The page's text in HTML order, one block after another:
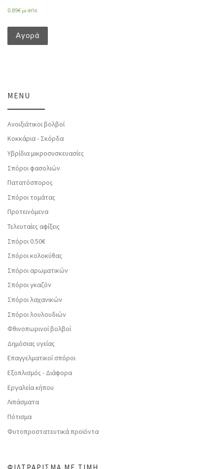
0.89€ με ΦΠΑ
Αγορά
MENU
Ανοιξιάτικοι βολβοί
Κοκκάρια - Σκόρδα
Υβρίδια μικροσυσκευασίες
Σπόροι φασολιών
Πατατόσπορος
Σπόροι τομάτας
Προτεινόμενα
Τελευταίες αφίξεις
Σπόροι 0.50€
Σπόροι κολοκύθας
Σπόροι αρωματικών
Σπόροι γκαζόν
Σπόροι λαχανικών
Σπόροι λουλουδιών
Φθινοπωρινοί βολβοί
Δημόσιας υγείας
Επαγγελματικοί σπόροι
Εξοπλισμός - Διάφορα
Εργαλεία κήπου
Λιπάσματα
Πότισμα
Φυτοπροστατευτικά προϊόντα